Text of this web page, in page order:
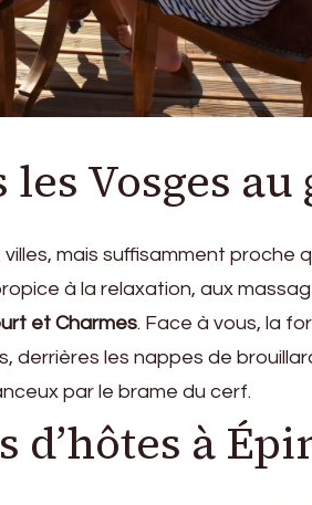
Vosges
mais suffisamment
à la relaxation, aux
et Charmes. Face à vous, la
derrières les nappes de
par le brame du cerf.
d’hôtes à